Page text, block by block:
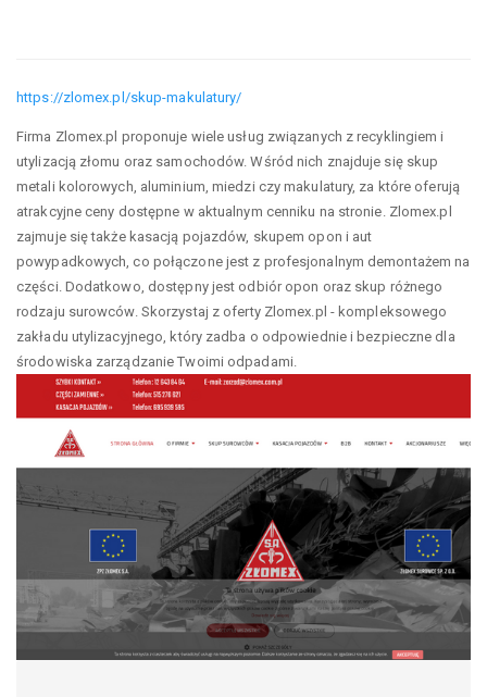
https://zlomex.pl/skup-makulatury/
Firma Zlomex.pl proponuje wiele usług związanych z recyklingiem i
utylizacją złomu oraz samochodów. Wśród nich znajduje się skup
metali kolorowych, aluminium, miedzi czy makulatury, za które oferują
atrakcyjne ceny dostępne w aktualnym cenniku na stronie. Zlomex.pl
zajmuje się także kasacją pojazdów, skupem opon i aut
powypadkowych, co połączone jest z profesjonalnym demontażem na
części. Dodatkowo, dostępny jest odbiór opon oraz skup różnego
rodzaju surowców. Skorzystaj z oferty Zlomex.pl - kompleksowego
zakładu utylizacyjnego, który zadba o odpowiednie i bezpieczne dla
środowiska zarządzanie Twoimi odpadami.